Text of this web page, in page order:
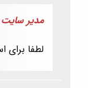
مدیر سایت
لطفا برای